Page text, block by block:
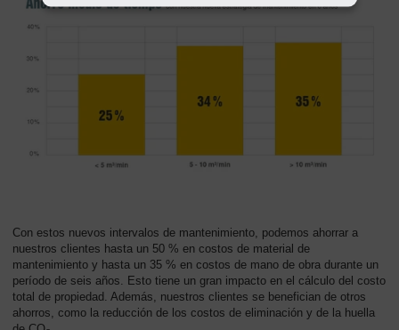
Con estos nuevos intervalos de mantenimiento, podemos ahorrar a
nuestros clientes hasta un 50 % en costos de material de
mantenimiento y hasta un 35 % en costos de mano de obra durante un
período de seis años. Esto tiene un gran impacto en el cálculo del costo
total de propiedad. Además, nuestros clientes se benefician de otros
ahorros, como la reducción de los costos de eliminación y de la huella